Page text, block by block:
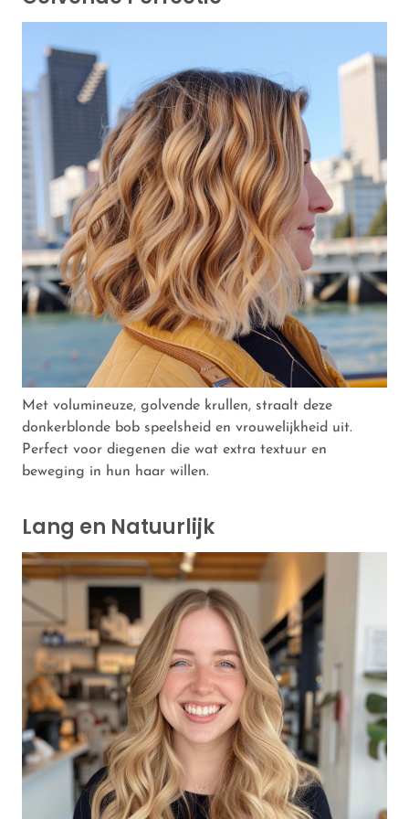
Met volumineuze, golvende krullen, straalt deze
donkerblonde bob speelsheid en vrouwelijkheid uit.
Perfect voor diegenen die wat extra textuur en
beweging in hun haar willen.
Lang en Natuurlijk